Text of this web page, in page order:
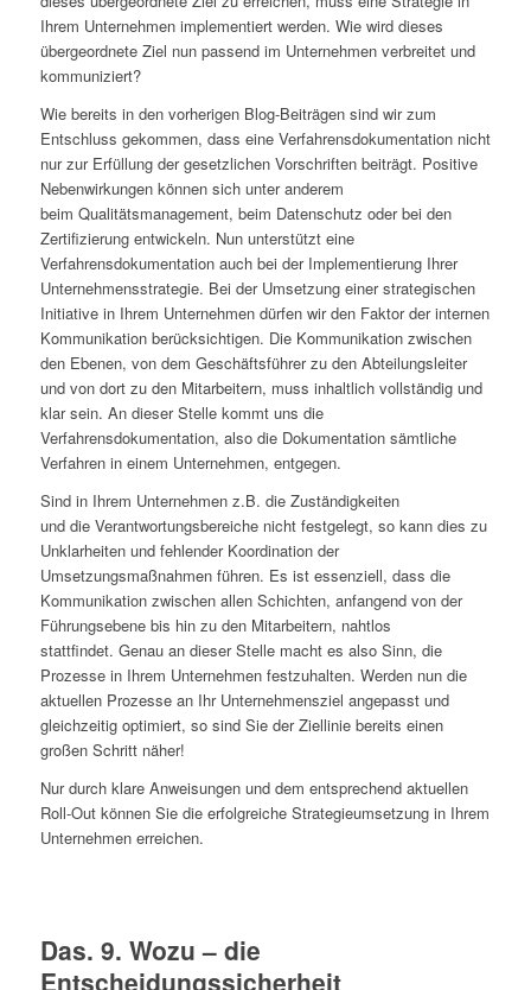
Ihrem Unternehmen implementiert werden. Wie wird dieses
übergeordnete Ziel nun passend im Unternehmen verbreitet und
kommuniziert?
Wie bereits in den vorherigen Blog-Beiträgen sind wir zum
Entschluss gekommen, dass eine Verfahrensdokumentation nicht
nur zur Erfüllung der gesetzlichen Vorschriften beiträgt. Positive
Nebenwirkungen können sich unter anderem
beim Qualitätsmanagement, beim Datenschutz oder bei den
Zertifizierung entwickeln. Nun unterstützt eine
Verfahrensdokumentation auch bei der Implementierung Ihrer
Unternehmensstrategie. Bei der Umsetzung einer strategischen
Initiative in Ihrem Unternehmen dürfen wir den Faktor der internen
Kommunikation berücksichtigen. Die Kommunikation zwischen
den Ebenen, von dem Geschäftsführer zu den Abteilungsleiter
und von dort zu den Mitarbeitern, muss inhaltlich vollständig und
klar sein. An dieser Stelle kommt uns die
Verfahrensdokumentation, also die Dokumentation sämtliche
Verfahren in einem Unternehmen, entgegen.
Sind in Ihrem Unternehmen z.B. die Zuständigkeiten
und die Verantwortungsbereiche nicht festgelegt, so kann dies zu
Unklarheiten und fehlender Koordination der
Umsetzungsmaßnahmen führen. Es ist essenziell, dass die
Kommunikation zwischen allen Schichten, anfangend von der
Führungsebene bis hin zu den Mitarbeitern, nahtlos
stattfindet. Genau an dieser Stelle macht es also Sinn, die
Prozesse in Ihrem Unternehmen festzuhalten. Werden nun die
aktuellen Prozesse an Ihr Unternehmensziel angepasst und
gleichzeitig optimiert, so sind Sie der Ziellinie bereits einen
großen Schritt näher!
Nur durch klare Anweisungen und dem entsprechend aktuellen
Roll-Out können Sie die erfolgreiche Strategieumsetzung in Ihrem
Unternehmen erreichen.
Das. 9. Wozu – die
Entscheidungssicherheit